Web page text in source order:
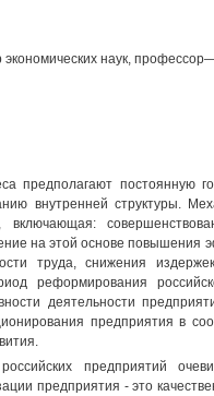
экономических наук,
предполагают постоянную
внутренней структуры.
включающая:
на этой основе повышения
труда, снижения
реформирования
деятельности
предприятия в
российских предприятий
предприятия - это